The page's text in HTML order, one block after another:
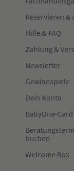
Reservieren &
Hilfe & FAQ
Zahlung &
Newsletter
Gewinnspiele
Dein Konto
BabyOne-Card
buchen
Welcome Box